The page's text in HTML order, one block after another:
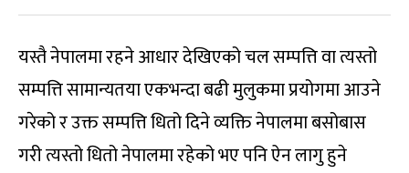
यस्तै नेपालमा रहने आधार देखिएको चल सम्पत्ति वा त्यस्तो
सम्पत्ति सामान्यतया एकभन्दा बढी मुलुकमा प्रयोगमा आउने
गरेको र उक्त सम्पत्ति धितो दिने व्यक्ति नेपालमा बसोबास
गरी त्यस्तो धितो नेपालमा रहेको भए पनि ऐन लागु हुने